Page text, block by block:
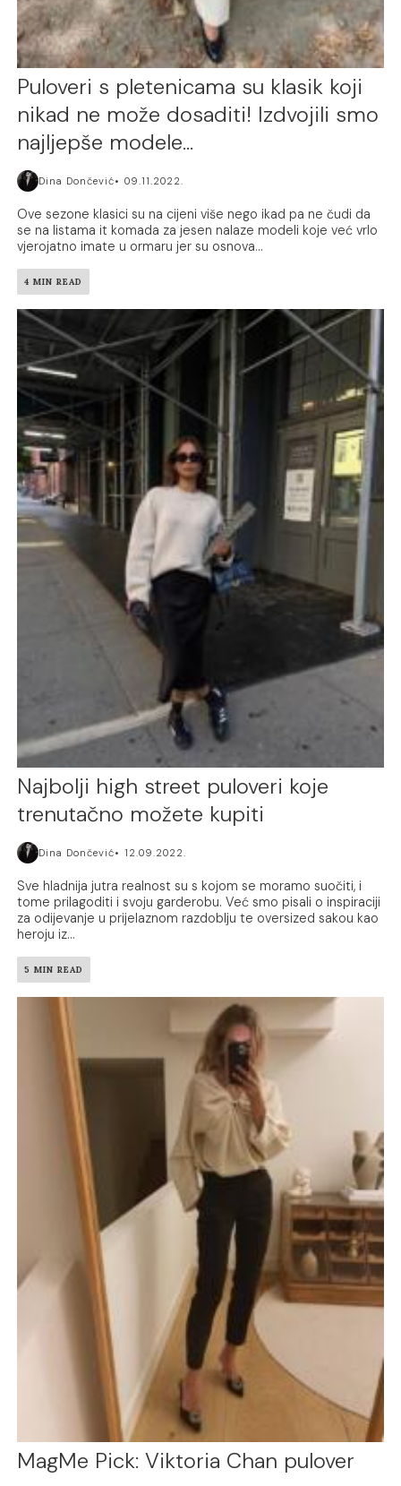
Puloveri s pletenicama su klasik koji
nikad ne može dosaditi! Izdvojili smo
najljepše modele…
Dina Dončević 09.11.2022.
Ove sezone klasici su na cijeni više nego ikad pa ne čudi da
se na listama it komada za jesen nalaze modeli koje već vrlo
vjerojatno imate u ormaru jer su osnova...
4 MIN READ
Najbolji high street puloveri koje
trenutačno možete kupiti
Dina Dončević 12.09.2022.
Sve hladnija jutra realnost su s kojom se moramo suočiti, i
tome prilagoditi i svoju garderobu. Već smo pisali o inspiraciji
za odijevanje u prijelaznom razdoblju te oversized sakou kao
heroju iz...
5 MIN READ
MagMe Pick: Viktoria Chan pulover